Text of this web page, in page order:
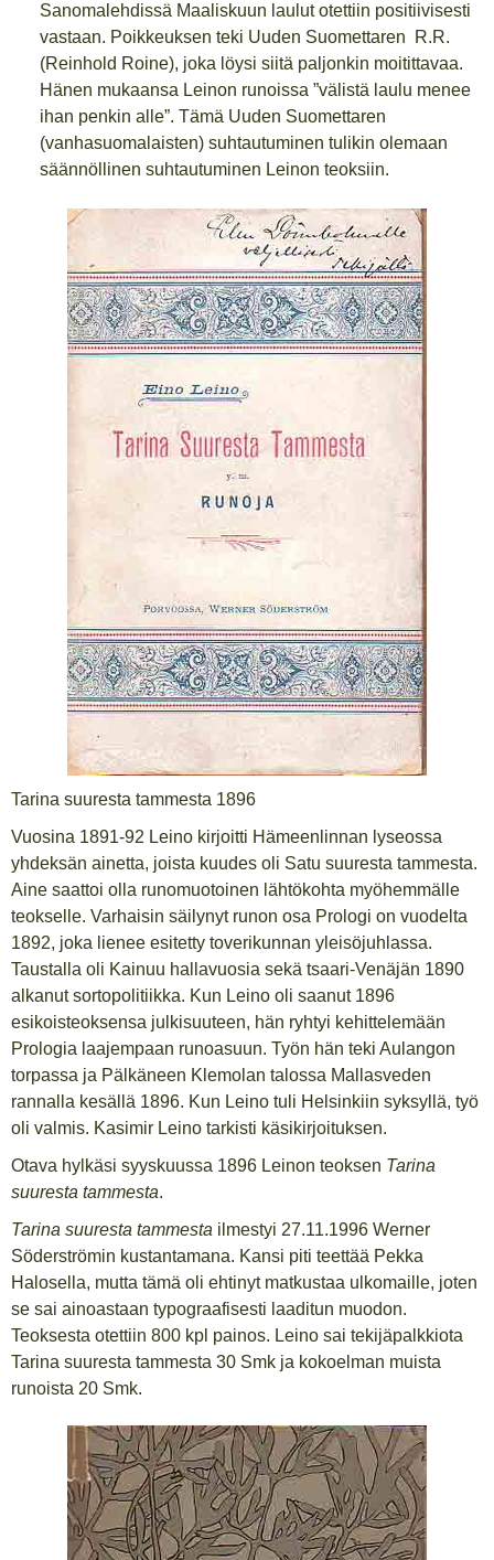
Sanomalehdissä Maaliskuun laulut otettiin positiivisesti
vastaan. Poikkeuksen teki Uuden Suomettaren R.R.
(Reinhold Roine), joka löysi siitä paljonkin moitittavaa.
Hänen mukaansa Leinon runoissa ”välistä laulu menee
ihan penkin alle”. Tämä Uuden Suomettaren
(vanhasuomalaisten) suhtautuminen tulikin olemaan
säännöllinen suhtautuminen Leinon teoksiin.
Tarina suuresta tammesta 1896
Vuosina 1891-92 Leino kirjoitti Hämeenlinnan lyseossa
yhdeksän ainetta, joista kuudes oli Satu suuresta tammesta.
Aine saattoi olla runomuotoinen lähtökohta myöhemmälle
teokselle. Varhaisin säilynyt runon osa Prologi on vuodelta
1892, joka lienee esitetty toverikunnan yleisöjuhlassa.
Taustalla oli Kainuu hallavuosia sekä tsaari-Venäjän 1890
alkanut sortopolitiikka. Kun Leino oli saanut 1896
esikoisteoksensa julkisuuteen, hän ryhtyi kehittelemään
Prologia laajempaan runoasuun. Työn hän teki Aulangon
torpassa ja Pälkäneen Klemolan talossa Mallasveden
rannalla kesällä 1896. Kun Leino tuli Helsinkiin syksyllä, työ
oli valmis. Kasimir Leino tarkisti käsikirjoituksen.
Otava hylkäsi syyskuussa 1896 Leinon teoksen Tarina
suuresta tammesta.
Tarina suuresta tammesta ilmestyi 27.11.1996 Werner
Söderströmin kustantamana. Kansi piti teettää Pekka
Halosella, mutta tämä oli ehtinyt matkustaa ulkomaille, joten
se sai ainoastaan typograafisesti laaditun muodon.
Teoksesta otettiin 800 kpl painos. Leino sai tekijäpalkkiota
Tarina suuresta tammesta 30 Smk ja kokoelman muista
runoista 20 Smk.